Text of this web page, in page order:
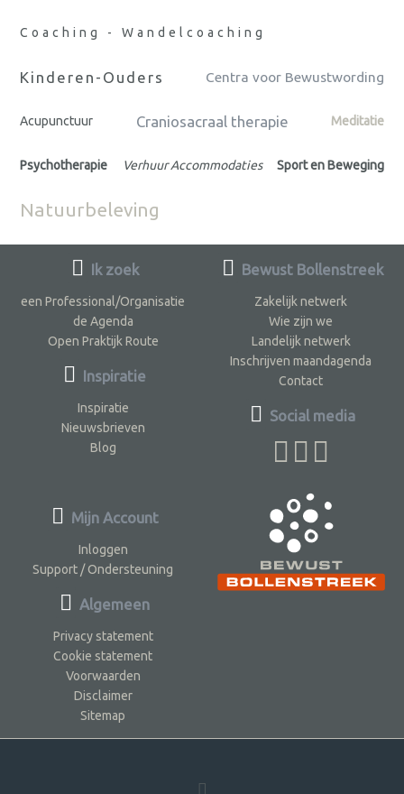
Coaching - Wandelcoaching
Kinderen-Ouders Centra voor Bewustwording
Acupunctuur Craniosacraal therapie Meditatie
Psychotherapie Verhuur Accommodaties Sport en Beweging
Natuurbeleving
Ik zoek
een Professional/Organisatie
de Agenda
Open Praktijk Route
Inspiratie
Inspiratie
Nieuwsbrieven
Blog
Bewust Bollenstreek
Zakelijk netwerk
Wie zijn we
Landelijk netwerk
Inschrijven maandagenda
Contact
Social media
Mijn Account
Inloggen
Support / Ondersteuning
Algemeen
Privacy statement
Cookie statement
Voorwaarden
Disclaimer
Sitemap